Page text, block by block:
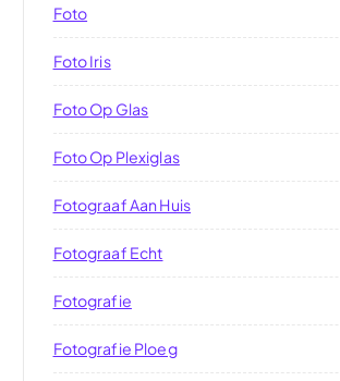
Foto
Foto Iris
Foto Op Glas
Foto Op Plexiglas
Fotograaf Aan Huis
Fotograaf Echt
Fotografie
Fotografie Ploeg